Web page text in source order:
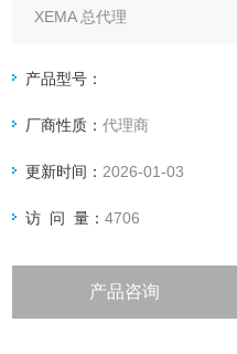
XEMA 总代理
产品型号：
厂商性质：代理商
更新时间： 2026-01-03
访 问 量：4706
产品咨询